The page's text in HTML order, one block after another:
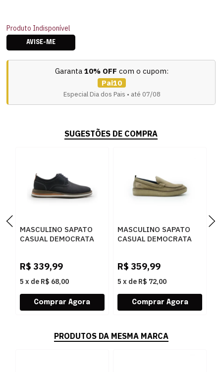
Produto Indisponível
AVISE-ME
Garanta 10% OFF com o cupom:
Pai10
Especial Dia dos Pais • até 07/08
SUGESTÕES DE COMPRA
MASCULINO SAPATO
CASUAL DEMOCRATA
R$ 339,99
5 x de R$ 68,00
MASCULINO SAPATO
CASUAL DEMOCRATA
R$ 359,99
5 x de R$ 72,00
PRODUTOS DA MESMA MARCA